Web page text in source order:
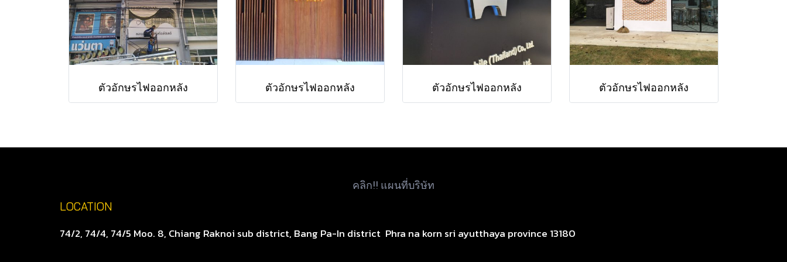
ตัวอักษรไฟออกหลัง ตัวอักษรไฟออกหลัง ตัวอักษรไฟออกหลัง ตัวอักษรไฟออกหลัง
คลิก!! แผนที่บริษัท
LOCATION
74/2, 74/4, 74/5 Moo. 8, Chiang Raknoi sub district, Bang Pa-In district Phra na korn sri ayutthaya province 13180